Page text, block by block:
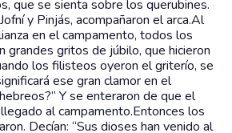
que se sienta sobre los querubines.
y Pinjás, acompañaron el arca.Al
en el campamento, todos los
grandes gritos de júbilo, que hicieron
los filisteos oyeron el griterío, se
ese gran clamor en el
Y se enteraron de que el
al campamento.Entonces los
Decían: “Sus dioses han venido al